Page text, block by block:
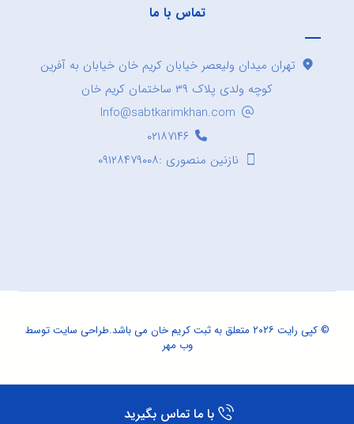
تماس با ما
تهران میدان ولیعصر خیابان کریم خان خیابان به آفرین
کوچه ولدی پلاک ۳۹ ساختمان کریم خان
Info@sabtkarimkhan.com
۰۲۱۸۷۱۴۶
نازنین منصوری :۰۹۱۲۸۴۷۹۰۰۸
© کپی رایت ۲۰۲۶ متعلق به ثبت کریم خان می باشد. طراحی سایتتوسط
وب مهر
با ما تماس بگیرید